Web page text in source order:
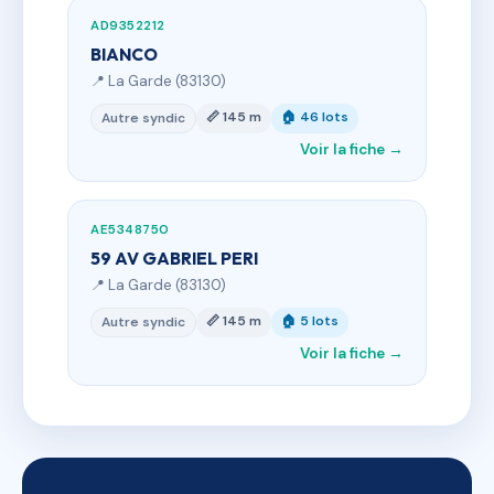
AD9352212
BIANCO
📍 La Garde (83130)
Autre syndic 📏 145 m 🏠 46 lots
Voir la fiche →
AE5348750
59 AV GABRIEL PERI
📍 La Garde (83130)
Autre syndic 📏 145 m 🏠 5 lots
Voir la fiche →